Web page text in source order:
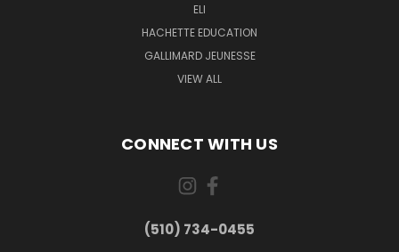
ELI
HACHETTE EDUCATION
GALLIMARD JEUNESSE
VIEW ALL
CONNECT WITH US
(510) 734-0455